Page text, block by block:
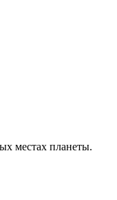
местах планеты.